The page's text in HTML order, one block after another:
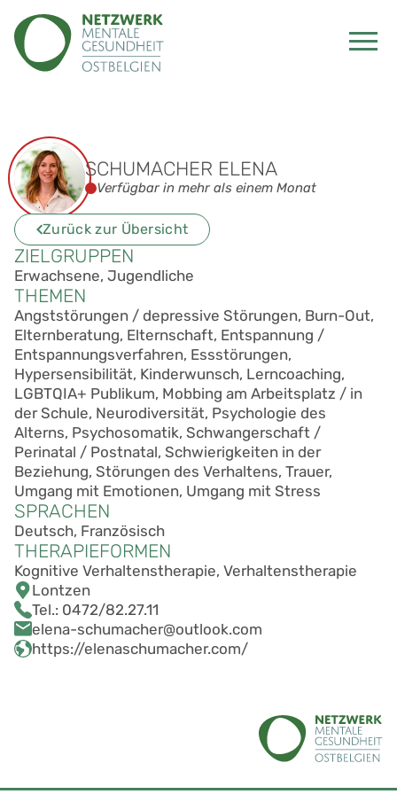
SCHUMACHER ELENA
Verfügbar in mehr als einem Monat
Zurück zur Übersicht
ZIELGRUPPEN
Erwachsene, Jugendliche
THEMEN
Angststörungen / depressive Störungen, Burn-Out,
Elternberatung, Elternschaft, Entspannung /
Entspannungsverfahren, Essstörungen,
Hypersensibilität, Kinderwunsch, Lerncoaching,
LGBTQIA+ Publikum, Mobbing am Arbeitsplatz / in
der Schule, Neurodiversität, Psychologie des
Alterns, Psychosomatik, Schwangerschaft /
Perinatal / Postnatal, Schwierigkeiten in der
Beziehung, Störungen des Verhaltens, Trauer,
Umgang mit Emotionen, Umgang mit Stress
SPRACHEN
Deutsch, Französisch
THERAPIEFORMEN
Kognitive Verhaltenstherapie, Verhaltenstherapie
Lontzen
Tel.: 0472/82.27.11
elena-schumacher@outlook.com
https://elenaschumacher.com/